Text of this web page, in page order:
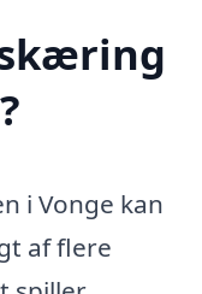
i Vonge kan
af flere